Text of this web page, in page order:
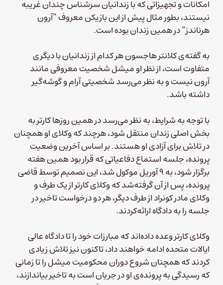
امکانات و تجهیزاتی که با زندانیان سرشناس چندان غریبه
نیستند، بطور مثال پیش از این بازیکن معروف “آرون
هرناندز” در همین زندان بوده است.
به گفته‌ی کلانتر هاجسون هر کدام از زندانیان با دیگری
متفاوت است، از نظر او میشل شخصیت معروفی مانند
آرون نیست و به نظر می‌رسد شخصیتی آرام و گوشه‌گیر
داشته باشد.
با توجه به شرایط، به نظر می‌رسد در همین روزها کارتر به
بخش اصلی زندان منتقل شود، هرچند که وکلای او همچنان
در تلاش برای آزادی او هستند. بر اساس آخرین وضعیت
پرونده، جلسه استماع دفاعیاتی که قرار بود همین هفته
برگزار شود، به ۹ آوریل موکول شد، این نصمیم توسط قاضی
پرونده، پس از آن گرفته‌شد که وکلای کارتر از یک طرف و
وکلای مادر کونراد از طرف دیگر، هر دو درخواست تاخیر در
جلسه را به دادگاه ارائه‌کردند.
وکلای کارتر وعده داده‌اند که مبارزات خود را تا دادگاه عالی
ایالات متحده ادامه خواهند داد، تاکنون نیز تلاش زیادی
کردند که همچنان شروع دوران محکومیت میشل را تا زمانی
که رسیدگی به پرونده‌ی او در جریان است به تاخیر بیاندازند،